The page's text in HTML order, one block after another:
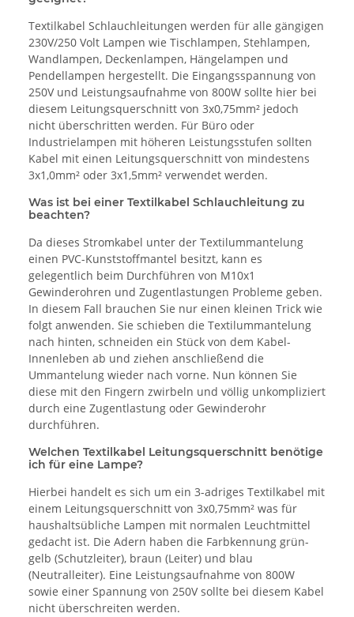
Textilkabel Schlauchleitungen werden für alle gängigen
230V/250 Volt Lampen wie Tischlampen, Stehlampen,
Wandlampen, Deckenlampen, Hängelampen und
Pendellampen hergestellt. Die Eingangsspannung von
250V und Leistungsaufnahme von 800W sollte hier bei
diesem Leitungsquerschnitt von 3x0,75mm² jedoch
nicht überschritten werden. Für Büro oder
Industrielampen mit höheren Leistungsstufen sollten
Kabel mit einen Leitungsquerschnitt von mindestens
3x1,0mm² oder 3x1,5mm² verwendet werden.
Was ist bei einer Textilkabel Schlauchleitung zu
beachten?
Da dieses Stromkabel unter der Textilummantelung
einen PVC-Kunststoffmantel besitzt, kann es
gelegentlich beim Durchführen von M10x1
Gewinderohren und Zugentlastungen Probleme geben.
In diesem Fall brauchen Sie nur einen kleinen Trick wie
folgt anwenden. Sie schieben die Textilummantelung
nach hinten, schneiden ein Stück von dem Kabel-
Innenleben ab und ziehen anschließend die
Ummantelung wieder nach vorne. Nun können Sie
diese mit den Fingern zwirbeln und völlig unkompliziert
durch eine Zugentlastung oder Gewinderohr
durchführen.
Welchen Textilkabel Leitungsquerschnitt benötige
ich für eine Lampe?
Hierbei handelt es sich um ein 3-adriges Textilkabel mit
einem Leitungsquerschnitt von 3x0,75mm² was für
haushaltsübliche Lampen mit normalen Leuchtmittel
gedacht ist. Die Adern haben die Farbkennung grün-
gelb (Schutzleiter), braun (Leiter) und blau
(Neutralleiter). Eine Leistungsaufnahme von 800W
sowie einer Spannung von 250V sollte bei diesem Kabel
nicht überschreiten werden.